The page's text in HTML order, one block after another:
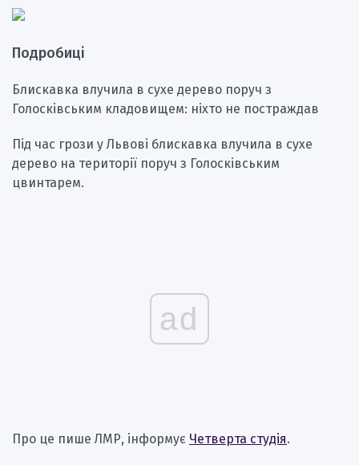
Подробиці
️Блискавка влучила в сухе дерево поруч з
Голосківським кладовищем: ніхто не постраждав
Під час грози у Львові блискавка влучила в сухе
дерево на території поруч з Голосківським
цвинтарем.
ad
Про це пише ЛМР, інформує Четверта студія.